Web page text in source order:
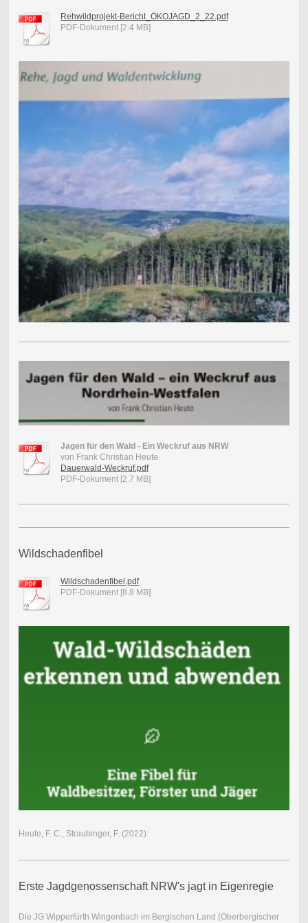
Rehwildprojekt-Bericht_ÖKOJAGD_2_22.pdf
PDF-Dokument [2.4 MB]
Jagen für den Wald - Ein Weckruf aus NRW
von Frank Christian Heute
Dauerwald-Weckruf.pdf
PDF-Dokument [2.7 MB]
Wildschadenfibel
Wildschadenfibel.pdf
PDF-Dokument [8.8 MB]
Heute, F. C., Straubinger, F. (2022):
Erste Jagdgenossenschaft NRW's jagt in Eigenregie
Die JG Wipperfürth Wingenbach im Bergischen Land (Oberbergischer